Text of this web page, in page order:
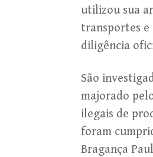
utilizou sua
transportes e
diligência
São
majorado
ilegais de
foram
Bragança